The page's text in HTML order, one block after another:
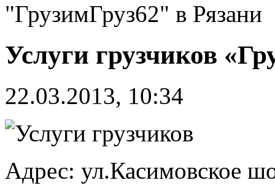
"ГрузимГруз62" в Рязани
Услуги грузчиков
22.03.2013, 10:34
Адрес: ул.Касимовское